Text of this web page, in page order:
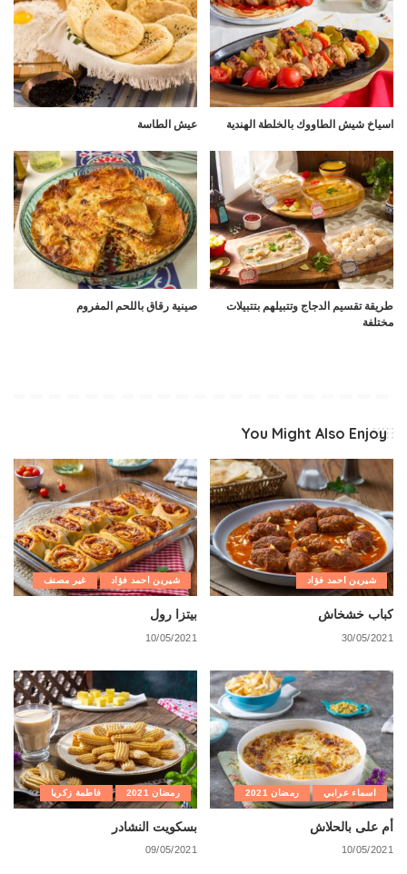
اسياخ شيش الطاووك بالخلطة الهندية عيش الطاسة
طريقة تقسيم الدجاج وتتبيلهم بتتبيلات
مختلفة
صينية رقاق باللحم المفروم
You Might Also Enjoy
شيرين احمد فؤاد
كباب خشخاش
30/05/2021
شيرين احمد فؤاد غير مصنف
بيتزا رول
10/05/2021
اسماء عرابي رمضان 2021
أم على بالحلاش
10/05/2021
رمضان 2021 فاطمة زكريا
بسكويت النشادر
09/05/2021